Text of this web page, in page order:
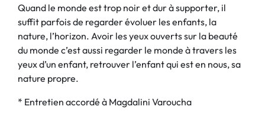
Quand le monde est trop noir et dur à supporter, il
suffit parfois de regarder évoluer les enfants, la
nature, l’horizon. Avoir les yeux ouverts sur la beauté
du monde c’est aussi regarder le monde à travers les
yeux d’un enfant, retrouver l’enfant qui est en nous, sa
nature propre.
* Entretien accordé à Magdalini Varoucha